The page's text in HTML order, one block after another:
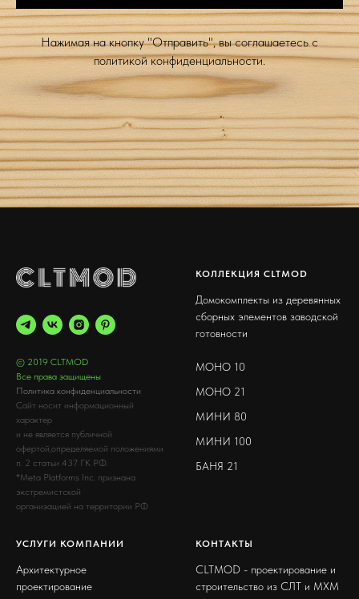
Нажимая на кнопку "Отправить", вы соглашаетесь c
политикой конфиденциальности.
© 2019 CLTMOD
Все права защищены
Политика конфиденциальности
Сайт носит информационный
характер
и не является публичной
офертой,определяемой положениями
п. 2 статьи 437 ГК РФ.
*Meta Platforms Inc. признана
экстремистской
организацией на территории РФ
КОЛЛЕКЦИЯ CLTMOD
Домокомплекты из деревянных
сборных элементов заводской
готовности
МОНО 10
МОНО 21
МИНИ 80
МИНИ 100
БАНЯ 21
УСЛУГИ КОМПАНИИ
Архитектурное
проектирование
КОНТАКТЫ
CLTMOD - проектирование и
строительство из CЛТ и МХМ